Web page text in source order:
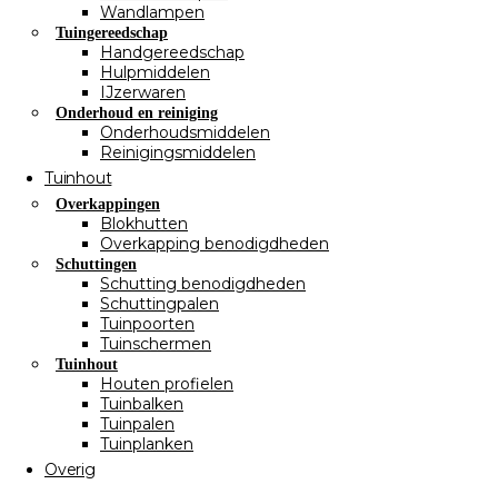
Wandlampen
Tuingereedschap
Handgereedschap
Hulpmiddelen
IJzerwaren
Onderhoud en reiniging
Onderhoudsmiddelen
Reinigingsmiddelen
Tuinhout
Overkappingen
Blokhutten
Overkapping benodigdheden
Schuttingen
Schutting benodigdheden
Schuttingpalen
Tuinpoorten
Tuinschermen
Tuinhout
Houten profielen
Tuinbalken
Tuinpalen
Tuinplanken
Overig